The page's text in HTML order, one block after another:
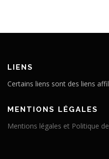
LIENS
Certains liens sont des liens
MENTIONS LÉGALES
Mentions légales et Politique